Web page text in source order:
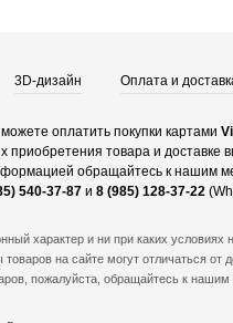
3D-дизайн Оплата и
оплатить покупки картами
приобретения товара и доставке
обращайтесь к нашим
540-37-87 и 8 (985) 128-37-22
характер и ни при каких условиях
на сайте могут отличаться от
пожалуйста, обращайтесь к нашим